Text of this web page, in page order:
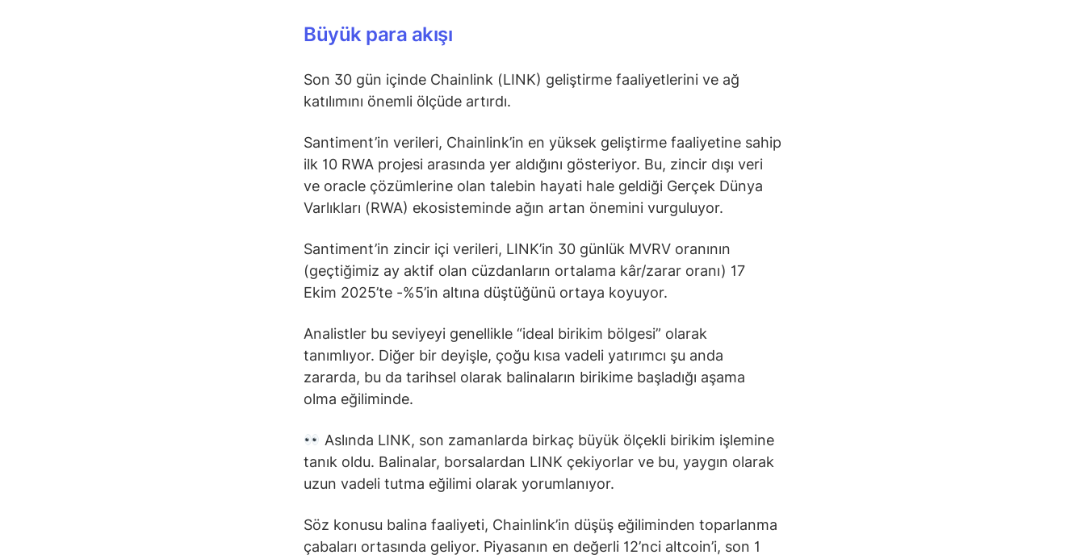
Büyük para akışı
Son 30 gün içinde Chainlink (LINK) geliştirme faaliyetlerini ve ağ
katılımını önemli ölçüde artırdı.
Santiment’in verileri, Chainlink’in en yüksek geliştirme faaliyetine sahip
ilk 10 RWA projesi arasında yer aldığını gösteriyor. Bu, zincir dışı veri
ve oracle çözümlerine olan talebin hayati hale geldiği Gerçek Dünya
Varlıkları (RWA) ekosisteminde ağın artan önemini vurguluyor.
Santiment’in zincir içi verileri, LINK’in 30 günlük MVRV oranının
(geçtiğimiz ay aktif olan cüzdanların ortalama kâr/zarar oranı) 17
Ekim 2025’te -%5’in altına düştüğünü ortaya koyuyor.
Analistler bu seviyeyi genellikle “ideal birikim bölgesi” olarak
tanımlıyor. Diğer bir deyişle, çoğu kısa vadeli yatırımcı şu anda
zararda, bu da tarihsel olarak balinaların birikime başladığı aşama
olma eğiliminde.
Aslında LINK, son zamanlarda birkaç büyük ölçekli birikim işlemine
tanık oldu. Balinalar, borsalardan LINK çekiyorlar ve bu, yaygın olarak
uzun vadeli tutma eğilimi olarak yorumlanıyor.
Söz konusu balina faaliyeti, Chainlink’in düşüş eğiliminden toparlanma
çabaları ortasında geliyor. Piyasanın en değerli 12’nci altcoin’i, son 1